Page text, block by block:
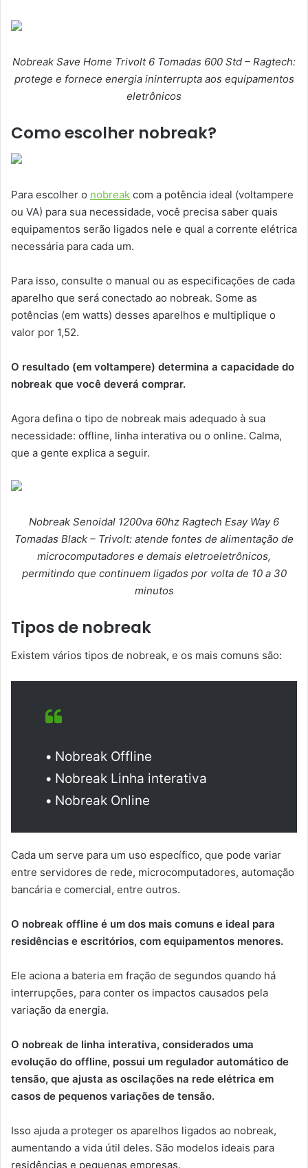
Nobreak Save Home Trivolt 6 Tomadas 600 Std – Ragtech:
protege e fornece energia ininterrupta aos equipamentos
eletrônicos
Como escolher nobreak?
Para escolher o nobreak com a potência ideal (voltampere
ou VA) para sua necessidade, você precisa saber quais
equipamentos serão ligados nele e qual a corrente elétrica
necessária para cada um.
Para isso, consulte o manual ou as especificações de cada
aparelho que será conectado ao nobreak. Some as
potências (em watts) desses aparelhos e multiplique o
valor por 1,52.
O resultado (em voltampere) determina a capacidade do
nobreak que você deverá comprar.
Agora defina o tipo de nobreak mais adequado à sua
necessidade: offline, linha interativa ou o online. Calma,
que a gente explica a seguir.
Nobreak Senoidal 1200va 60hz Ragtech Esay Way 6
Tomadas Black – Trivolt: atende fontes de alimentação de
microcomputadores e demais eletroeletrônicos,
permitindo que continuem ligados por volta de 10 a 30
minutos
Tipos de nobreak
Existem vários tipos de nobreak, e os mais comuns são:
• Nobreak Offline
• Nobreak Linha interativa
• Nobreak Online
Cada um serve para um uso específico, que pode variar
entre servidores de rede, microcomputadores, automação
bancária e comercial, entre outros.
O nobreak offline é um dos mais comuns e ideal para
residências e escritórios, com equipamentos menores.
Ele aciona a bateria em fração de segundos quando há
interrupções, para conter os impactos causados pela
variação da energia.
O nobreak de linha interativa, considerados uma
evolução do offline, possui um regulador automático de
tensão, que ajusta as oscilações na rede elétrica em
casos de pequenos variações de tensão.
Isso ajuda a proteger os aparelhos ligados ao nobreak,
aumentando a vida útil deles. São modelos ideais para
residências e pequenas empresas.